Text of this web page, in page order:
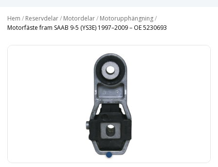
Hem / Reservdelar/ Motordelar/ Motorupphängning/
Motorfäste fram SAAB 9-5 (YS3E) 1997–2009 – OE 5230693